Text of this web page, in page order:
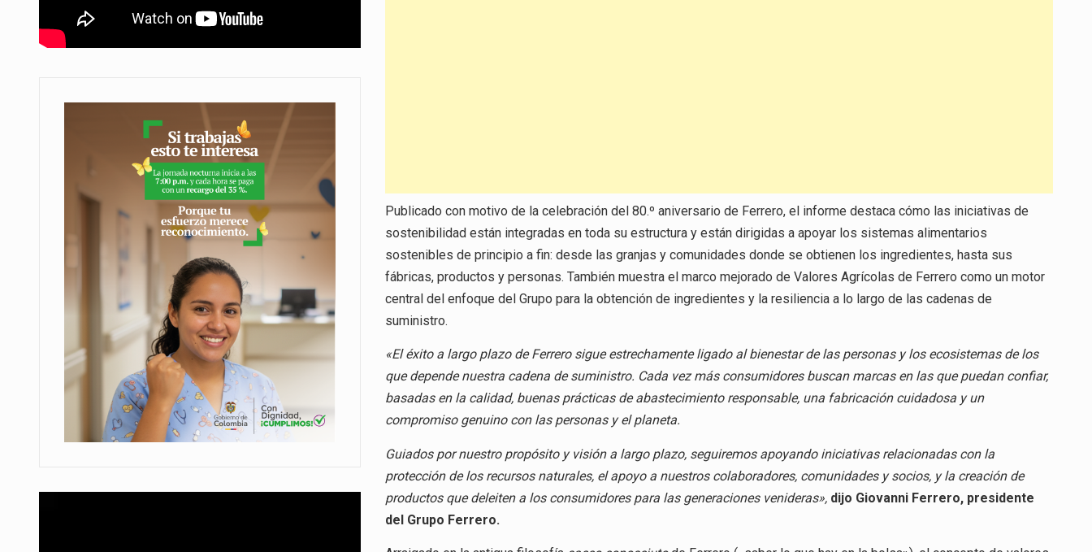
Publicado con motivo de la celebración del 80.º aniversario de Ferrero, el informe destaca cómo las iniciativas de
sostenibilidad están integradas en toda su estructura y están dirigidas a apoyar los sistemas alimentarios
sostenibles de principio a fin: desde las granjas y comunidades donde se obtienen los ingredientes, hasta sus
fábricas, productos y personas. También muestra el marco mejorado de Valores Agrícolas de Ferrero como un motor
central del enfoque del Grupo para la obtención de ingredientes y la resiliencia a lo largo de las cadenas de
suministro.
«El éxito a largo plazo de Ferrero sigue estrechamente ligado al bienestar de las personas y los ecosistemas de los
que depende nuestra cadena de suministro. Cada vez más consumidores buscan marcas en las que puedan confiar,
basadas en la calidad, buenas prácticas de abastecimiento responsable, una fabricación cuidadosa y un
compromiso genuino con las personas y el planeta.
Guiados por nuestro propósito y visión a largo plazo, seguiremos apoyando iniciativas relacionadas con la
protección de los recursos naturales, el apoyo a nuestros colaboradores, comunidades y socios, y la creación de
productos que deleiten a los consumidores para las generaciones venideras», dijo Giovanni Ferrero, presidente
del Grupo Ferrero.